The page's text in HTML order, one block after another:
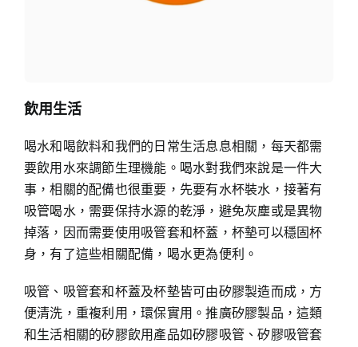
飲用生活
喝水和喝飲料和我們的日常生活息息相關，每天都需
要飲用水來調節生理機能。喝水對我們來說是一件大
事，相關的配備也很重要，先要有水杯裝水，接著有
吸管喝水，需要保持水源的乾淨，避免灰塵或是異物
掉落，因而需要使用吸管套和杯蓋，杯墊可以穩固杯
身，有了這些相關配備，喝水更為便利。
吸管、吸管套和杯蓋及杯墊皆可由矽膠製造而成，方
便清洗，重複利用，環保實用。推廣矽膠製品，這類
和生活相關的矽膠飲用產品如矽膠吸管、矽膠吸管套